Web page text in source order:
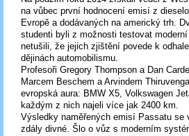
na vůbec první hodnocení emisí z
Evropě a dodávaných na americký trh.
studenti byli z možnosti testovat
netušili, že jejich zjištění povede k
dějinách automobilismu.
Profesoři Gregory Thompson a Dan
Marcem Beschem a Arvindem
evropská aura: BMW X5, Volkswagen
každým z nich najeli více jak 2400 km.
Výsledky naměřených emisí Passatu se
zdály divné. Šlo o vůz s moderním